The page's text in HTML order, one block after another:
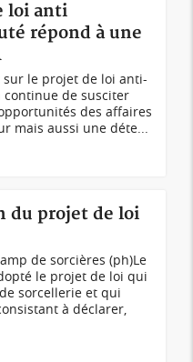
loi anti
répond à une
le projet de loi anti-
continue de susciter
des affaires
mais aussi une déte...
du projet de loi
de sorcières (ph)Le
le projet de loi qui
sorcellerie et qui
à déclarer,